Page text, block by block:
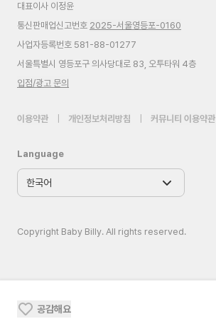
공감해요
대표이사 이정윤
통신판매업신고번호 2025-서울영등포-0160
사업자등록번호 581-88-01277
서울특별시 영등포구 의사당대로 83, 오투타워 4층
입점/광고 문의
이용약관 개인정보처리방침 커뮤니티 이용약관
Language
Copyright Baby Billy. All rights reserved.